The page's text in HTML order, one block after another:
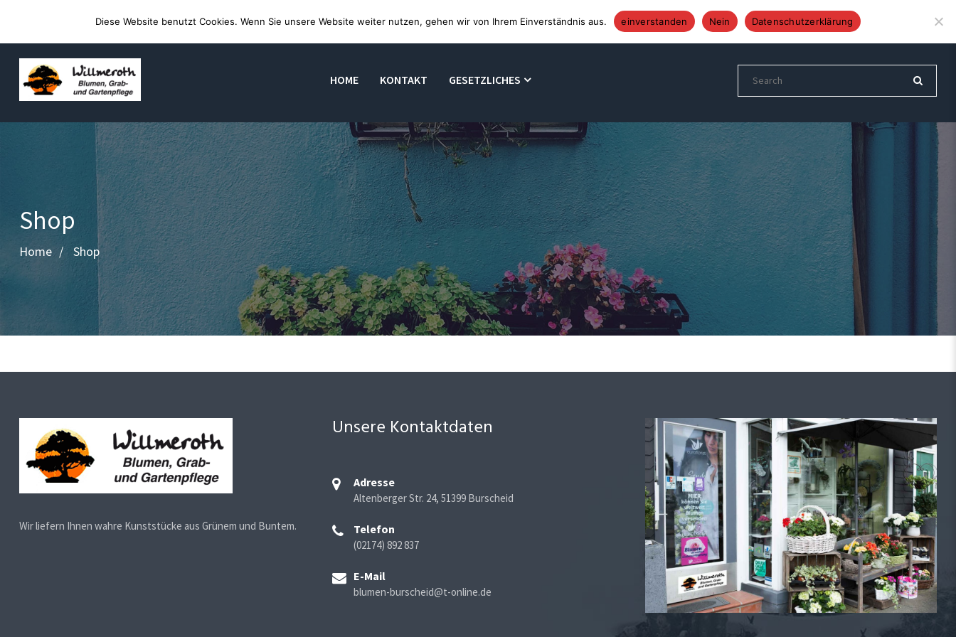
Willkommen auf der Webseite von Blumen Willmeroth Altenberger Str. 24, 51399 Burscheid Tel.: 02174 892837
HOME KONTAKT GESETZLICHES
Shop
Home Shop
Wir liefern Ihnen wahre Kunststücke aus Grünem und Buntem.
Unsere Kontaktdaten
Adresse
Altenberger Str. 24, 51399 Burscheid
Telefon
(02174) 892 837
E-Mail
blumen-burscheid@t-online.de
Diese Website benutzt Cookies. Wenn Sie unsere Website weiter nutzen, gehen wir von Ihrem Einverständnis aus. einverstanden Nein Datenschutzerklärung